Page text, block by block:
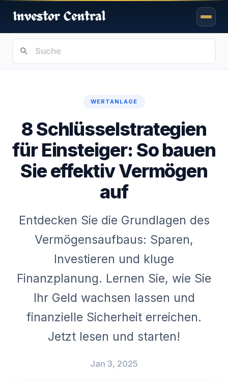
WERTANLAGE
8 Schlüsselstrategien
für Einsteiger: So bauen
Sie effektiv Vermögen
auf
Entdecken Sie die Grundlagen des
Vermögensaufbaus: Sparen,
Investieren und kluge
Finanzplanung. Lernen Sie, wie Sie
Ihr Geld wachsen lassen und
finanzielle Sicherheit erreichen.
Jetzt lesen und starten!
Jan 3, 2025